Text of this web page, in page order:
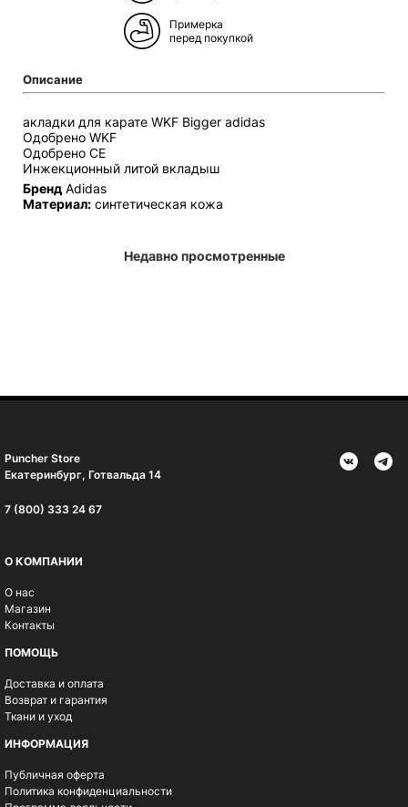
Примерка
перед покупкой
Описание
акладки для карате WKF Bigger adidas
Одобрено WKF
Одобрено CE
Инжекционный литой вкладыш
Бренд Adidas
Материал: синтетическая кожа
Недавно просмотренные
Puncher Store
Екатеринбург, Готвальда 14
7 (800) 333 24 67
О КОМПАНИИ
О нас
Магазин
Контакты
ПОМОЩЬ
Доставка и оплата
Возврат и гарантия
Ткани и уход
ИНФОРМАЦИЯ
Публичная оферта
Политика конфиденциальности